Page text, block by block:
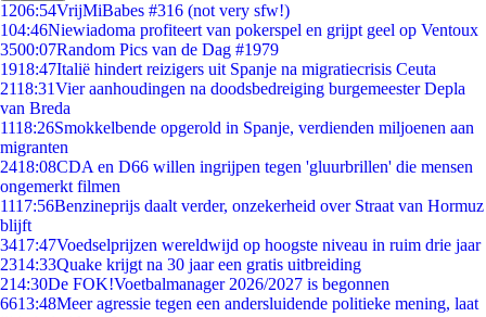
1206:54VrijMiBabes #316 (not very sfw!)
104:46Niewiadoma profiteert van pokerspel en grijpt geel op Ventoux
3500:07Random Pics van de Dag #1979
1918:47Italië hindert reizigers uit Spanje na migratiecrisis Ceuta
2118:31Vier aanhoudingen na doodsbedreiging burgemeester Depla
van Breda
1118:26Smokkelbende opgerold in Spanje, verdienden miljoenen aan
migranten
2418:08CDA en D66 willen ingrijpen tegen 'gluurbrillen' die mensen
ongemerkt filmen
1117:56Benzineprijs daalt verder, onzekerheid over Straat van Hormuz
blijft
3417:47Voedselprijzen wereldwijd op hoogste niveau in ruim drie jaar
2314:33Quake krijgt na 30 jaar een gratis uitbreiding
214:30De FOK!Voetbalmanager 2026/2027 is begonnen
6613:48Meer agressie tegen een andersluidende politieke mening, laat